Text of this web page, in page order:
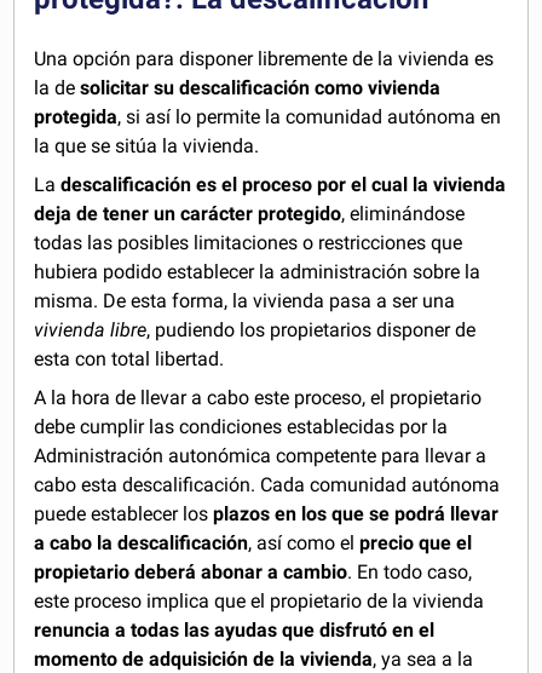
Una opción para disponer libremente de la vivienda es
la desolicitar su descalificación como vivienda
protegida, si así lo permite la comunidad autónoma en
la que se sitúa la vivienda.
Ladescalificación es el proceso por el cual la vivienda
deja de tener un carácter protegido, eliminándose
todas las posibles limitaciones o restricciones que
hubiera podido establecer la administración sobre la
misma. De esta forma, la vivienda pasa a ser una
vivienda libre, pudiendo los propietarios disponer de
esta con total libertad.
A la hora de llevar a cabo este proceso, el propietario
debe cumplir las condiciones establecidas por la
Administración autonómica competente para llevar a
cabo esta descalificación. Cada comunidad autónoma
puede establecer losplazos en los que se podrá llevar
a cabo la descalificación, así como elprecio que el
propietario deberá abonar a cambio. En todo caso,
este proceso implica que el propietario de la vivienda
renuncia a todas las ayudas que disfrutó en el
momento de adquisición de la vivienda, ya sea a la